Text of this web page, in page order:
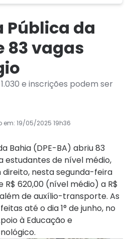
Pública da
83 vagas
e inscrições podem ser
em: 19/05/2025 19h36
Bahia (DPE-BA) abriu 83
estudantes de nível médio,
nesta segunda-feira
R$ 620,00 (nível médio) a R$
de auxílio-transporte. As
até o dia 1° de junho, no
à Educação e